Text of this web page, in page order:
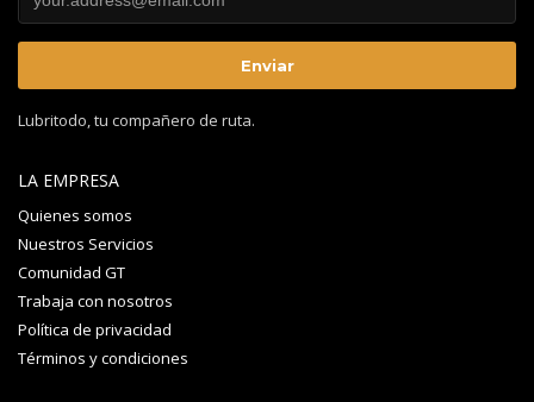
Lubritodo, tu compañero de ruta.
LA EMPRESA
Quienes somos
Nuestros Servicios
Comunidad GT
Trabaja con nosotros
Política de privacidad
Términos y condiciones